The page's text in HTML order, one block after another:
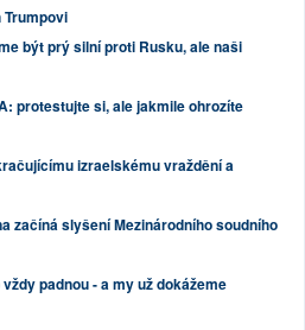
být prý silní proti Rusku, ale naši
protestujte si, ale jakmile ohrozíte
izraelskému vraždění a
začíná slyšení Mezinárodního soudního
padnou - a my už dokážeme